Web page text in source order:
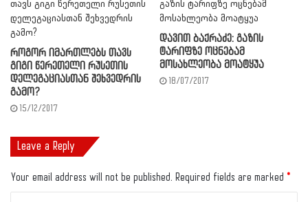
როგორ იმართლებს თავს
გიგი წერეთელი რუსეთის
დელეგაციასთან შეხვედრის
გამო?
15/12/2017
დავით ბაქრაძე: გაზის
ტარიფზე ოცნებამ
მოსახლეობა მოატყუა
18/07/2017
Leave a Reply
Your email address will not be published. Required fields are marked *